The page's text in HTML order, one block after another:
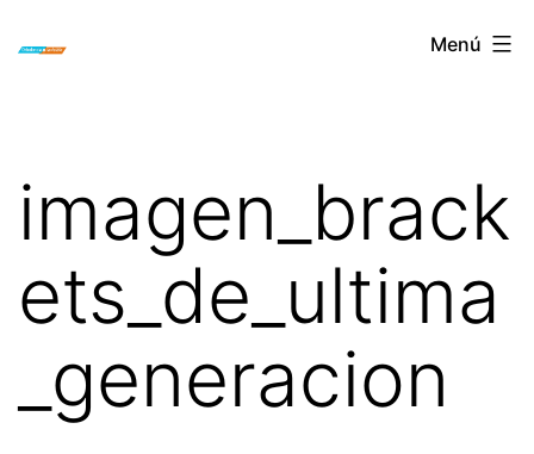
ORTODONCIA
Menú
imagen_brack
ets_de_ultima
_generacion